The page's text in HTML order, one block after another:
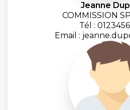
Jeanne
COMMISSION
Tél :
Email :